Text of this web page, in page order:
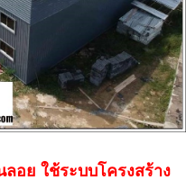
อย ใช้ระบบโครงสร้าง